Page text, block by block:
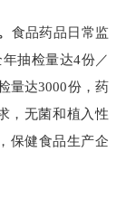
食品药品日常监
抽检量达4份／
量达3000份，药
，无菌和植入性
保健食品生产企